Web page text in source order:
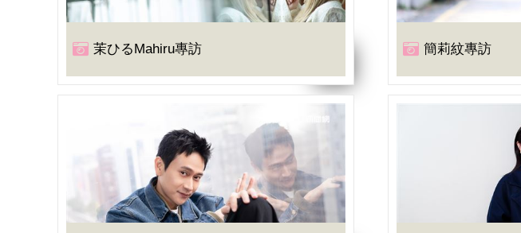
茉ひるMahiru專訪 簡莉紋專訪